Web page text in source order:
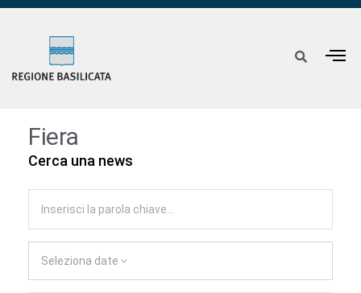
Fiera
Cerca una news
Seleziona date